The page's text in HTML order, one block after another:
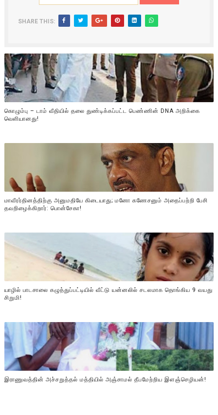
SHARE THIS:
கொழும்பு – டாம் வீதியில் தலை துண்டிக்கப்பட்ட பெண்ணின் DNA அறிக்கை
வௌியானது!
மாவீரர்தினத்திற்கு அனுமதியே கிடையாது; மனோ கணேசனும் அதைப்பற்றி பேசி
தவறிழைக்கிறார்: பொன்சேகா!
யாழில் பாடசாலை கழுத்துப்பட்டியில் வீட்டு யன்னலில் சடலமாக தொங்கிய 9 வயது
சிறுமி!
இராணுவத்தின் அச்சறுத்தல் மத்தியில் அஞ்சாமல் தீபமேற்றிய இளஞ்செழியன்!